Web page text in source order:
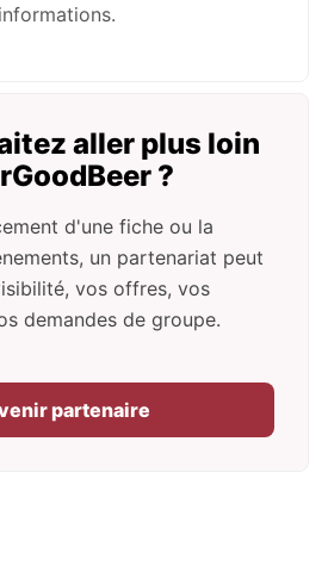
aller plus loin
?
d'une fiche ou la
un partenariat peut
vos offres, vos
demandes de groupe.
partenaire